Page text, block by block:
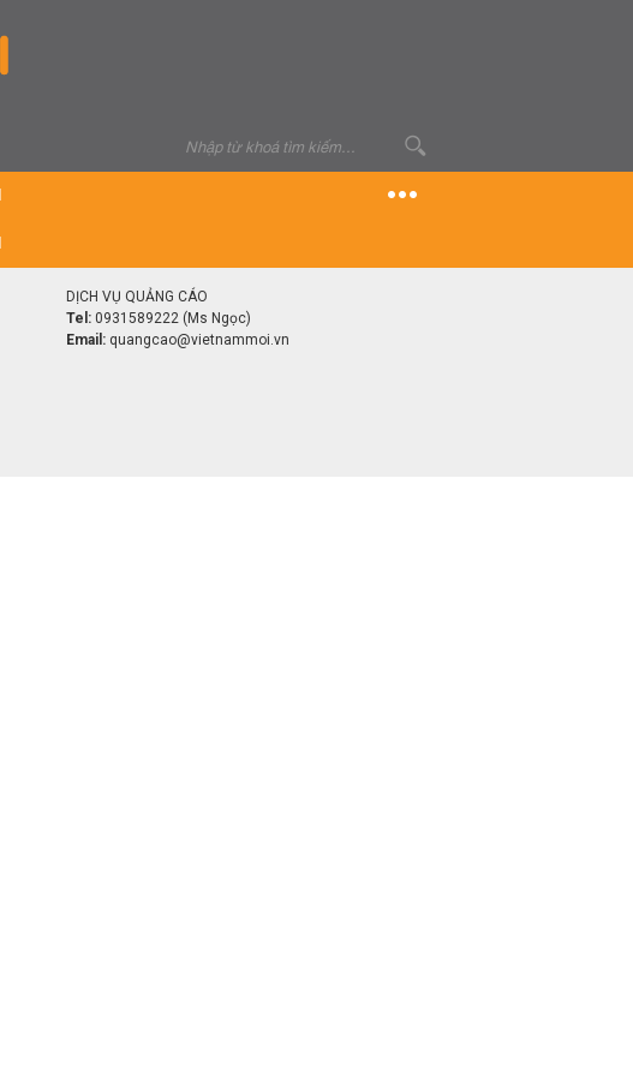
DỊCH VỤ QUẢNG CÁO
Tel: 0931589222 (Ms Ngọc)
Email: quangcao@vietnammoi.vn